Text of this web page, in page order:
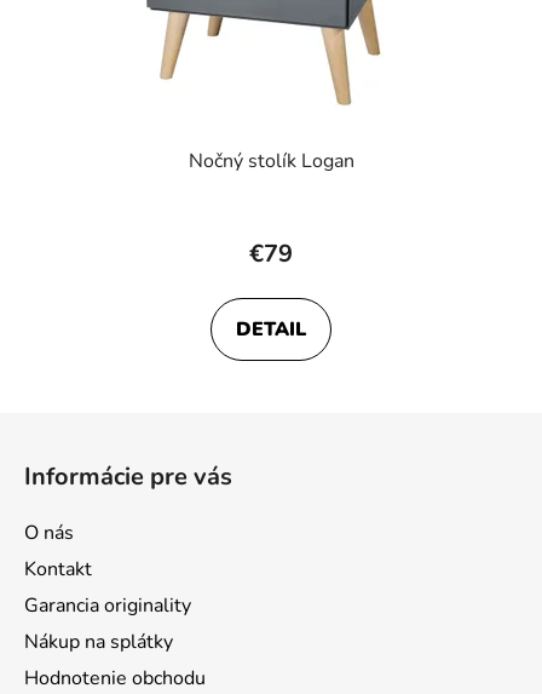
Nočný stolík Logan
€79
DETAIL
Informácie pre vás
O nás
Kontakt
Garancia originality
Nákup na splátky
Hodnotenie obchodu